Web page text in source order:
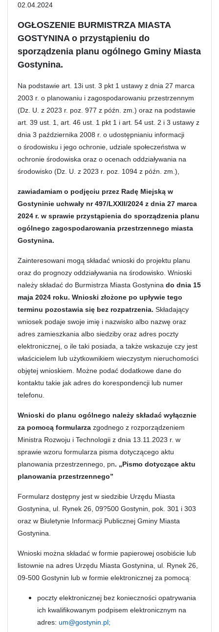
02.04.2024
OGŁOSZENIE BURMISTRZA MIASTA
GOSTYNINA o przystąpieniu do
sporządzenia planu ogólnego Gminy Miasta
Gostynina.
Na podstawie art. 13i ust. 3 pkt 1 ustawy z dnia 27 marca
2003 r. o planowaniu i zagospodarowaniu przestrzennym
(Dz. U. z 2023 r. poz. 977 z późn. zm.) oraz na podstawie
art. 39 ust. 1, art. 46 ust. 1 pkt 1 i art. 54 ust. 2 i 3 ustawy z
dnia 3 października 2008 r. o udostępnianiu informacji
o środowisku i jego ochronie, udziale społeczeństwa w
ochronie środowiska oraz o ocenach oddziaływania na
środowisko (Dz. U. z 2023 r. poz. 1094 z późn. zm.),
zawiadamiam o podjęciu przez Radę Miejską w
Gostyninie uchwały nr 497/LXXII/2024 z dnia 27 marca
2024 r. w sprawie przystąpienia do sporządzenia planu
ogólnego zagospodarowania przestrzennego miasta
Gostynina.
Zainteresowani mogą składać wnioski do projektu planu
oraz do prognozy oddziaływania na środowisko. Wnioski
należy składać do Burmistrza Miasta Gostynina do dnia 15
maja 2024 roku. Wnioski złożone po upływie tego
terminu pozostawia się bez rozpatrzenia. Składający
wniosek podaje swoje imię i nazwisko albo nazwę oraz
adres zamieszkania albo siedziby oraz adres poczty
elektronicznej, o ile taki posiada, a także wskazuje czy jest
właścicielem lub użytkownikiem wieczystym nieruchomości
objętej wnioskiem. Możne podać dodatkowe dane do
kontaktu takie jak adres do korespondencji lub numer
telefonu.
Wnioski do planu ogólnego należy składać wyłącznie
za pomocą formularza zgodnego z rozporządzeniem
Ministra Rozwoju i Technologii z dnia 13.11.2023 r. w
sprawie wzoru formularza pisma dotyczącego aktu
planowania przestrzennego, pn. „Pismo dotyczące aktu
planowania przestrzennego”
Formularz dostępny jest w siedzibie Urzędu Miasta
Gostynina, ul. Rynek 26, 09?500 Gostynin, pok. 301 i 303
oraz w Biuletynie Informacji Publicznej Gminy Miasta
Gostynina.
Wnioski można składać w formie papierowej osobiście lub
listownie na adres Urzędu Miasta Gostynina, ul. Rynek 26,
09-500 Gostynin lub w formie elektronicznej za pomocą:
poczty elektronicznej bez konieczności opatrywania
ich kwalifikowanym podpisem elektronicznym na
adres: um@gostynin.pl;